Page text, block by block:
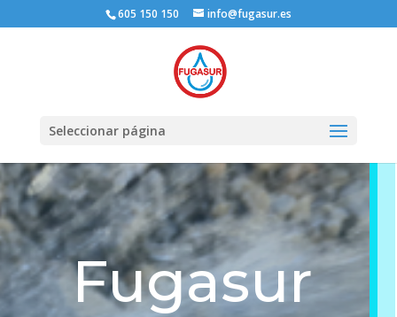
605 150 150 info@fugasur.es
Seleccionar página
Fugasur